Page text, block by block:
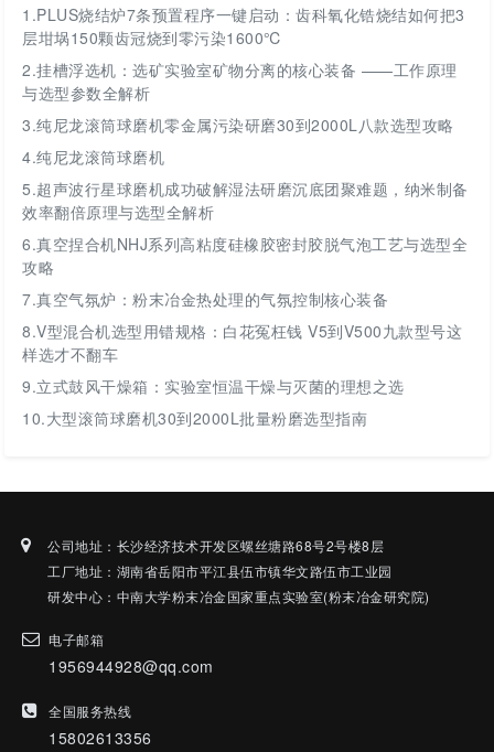
1.PLUS烧结炉7条预置程序一键启动：齿科氧化锆烧结如何把3
层坩埚150颗齿冠烧到零污染1600℃
2.挂槽浮选机：选矿实验室矿物分离的核心装备 ——工作原理
与选型参数全解析
3.纯尼龙滚筒球磨机零金属污染研磨30到2000L八款选型攻略
4.纯尼龙滚筒球磨机
5.超声波行星球磨机成功破解湿法研磨沉底团聚难题，纳米制备
效率翻倍原理与选型全解析
6.真空捏合机NHJ系列高粘度硅橡胶密封胶脱气泡工艺与选型全
攻略
7.真空气氛炉：粉末冶金热处理的气氛控制核心装备
8.V型混合机选型用错规格：白花冤枉钱 V5到V500九款型号这
样选才不翻车
9.立式鼓风干燥箱：实验室恒温干燥与灭菌的理想之选
10.大型滚筒球磨机30到2000L批量粉磨选型指南
公司地址：长沙经济技术开发区螺丝塘路68号2号楼8层
工厂地址：湖南省岳阳市平江县伍市镇华文路伍市工业园
研发中心：中南大学粉末冶金国家重点实验室(粉末冶金研究院)
电子邮箱
1956944928@qq.com
全国服务热线
15802613356